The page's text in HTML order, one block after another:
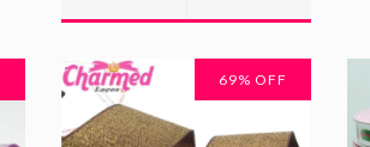
69% OFF